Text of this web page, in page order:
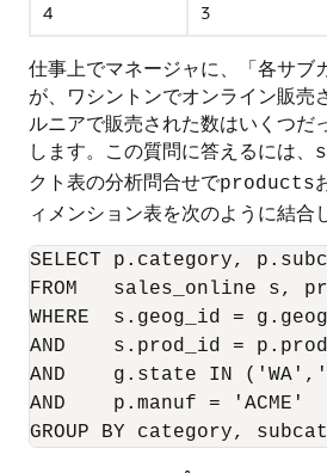
4
3
仕事上でマネージャに、「各サブ
が、ワシントンでオンライン販売
ルニアで販売された数はいくつだ
します。この質問に答えるには、
クト表の分析問合せでproducts
ィメンション表を次のように結合
SELECT p.category,
FROM   sales_online s,
WHERE  s.geog_id =
AND    s.prod_id =
AND    g.state IN
AND    p.manuf = 'ACME'
GROUP BY category,